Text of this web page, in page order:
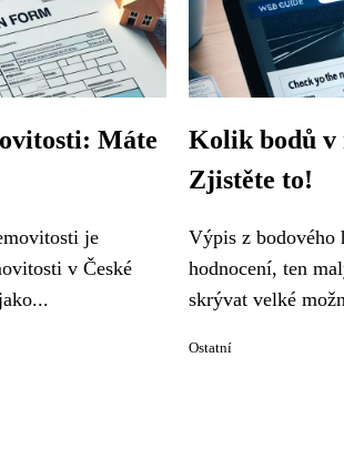
Máte
je
v České
Kolik bodů v
Zjistěte to!
Výpis z bodového
hodnocení, ten
skrývat velké
Ostatní